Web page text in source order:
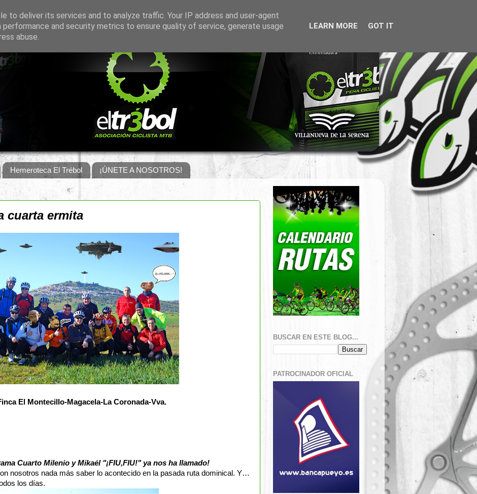
Hemeroteca El Trébol ¡ÚNETE A NOSOTROS!
cuarta ermita
El Montecillo-Magacela-La Coronada-Vva.
Cuarto Milenio y Mikaél "¡FIU,FIU!" ya nos ha llamado!
nosotros nada más saber lo acontecido en la pasada ruta dominical. Y…
los días.
BUSCAR EN ESTE BLOG...
PATROCINADOR OFICIAL
to deliver its services and to analyze traffic. Your IP address and user-agent
performance and security metrics to ensure quality of service, generate usage
abuse.
LEARN MORE GOT IT